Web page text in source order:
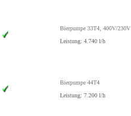
Bierpumpe 33T4, 400V/230V
Leistung: 4.740 l/h
Bierpumpe 44T4
Leistung: 7.200 l/h